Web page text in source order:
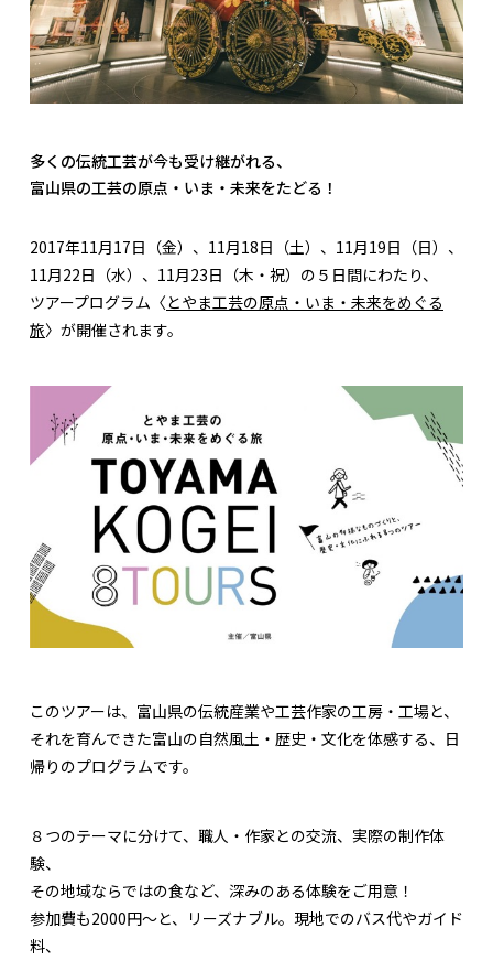
多くの伝統工芸が今も受け継がれる、
富山県の工芸の原点・いま・未来をたどる！
2017年11月17日（金）、11月18日（土）、11月19日（日）、
11月22日（水）、11月23日（木・祝）の５日間にわたり、
ツアープログラム〈とやま工芸の原点・いま・未来をめぐる
旅〉が開催されます。
このツアーは、富山県の伝統産業や工芸作家の工房・工場と、
それを育んできた富山の自然風土・歴史・文化を体感する、日
帰りのプログラムです。
８つのテーマに分けて、職人・作家との交流、実際の制作体
験、
その地域ならではの食など、深みのある体験をご用意！
参加費も2000円～と、リーズナブル。現地でのバス代やガイド
料、